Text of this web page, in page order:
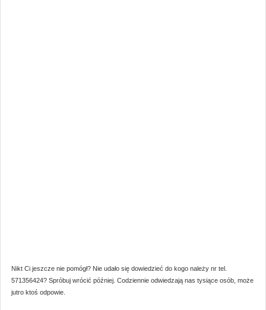
Nikt Ci jeszcze nie pomógł? Nie udało się dowiedzieć do kogo należy nr tel.
571356424? Spróbuj wrócić później. Codziennie odwiedzają nas tysiące osób, może
jutro ktoś odpowie.